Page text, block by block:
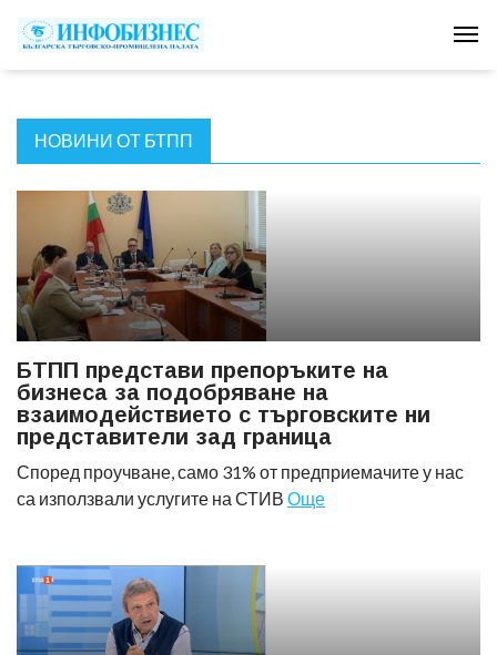
НОВИНИ ОТ БТПП
БТПП представи препоръките на
бизнеса за подобряване на
взаимодействието с търговските ни
представители зад граница
Според проучване, само 31% от предприемачите у нас
са използвали услугите на СТИВ Още